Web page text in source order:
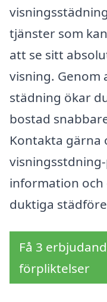
tjänster som
att se sitt
visning. Genom
städning ökar
bostad
Kontakta gärna
information
duktiga
Få 3
förpliktelser